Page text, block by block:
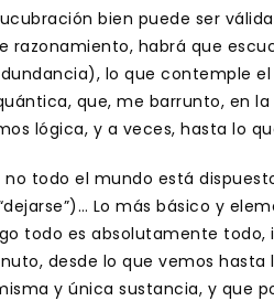
bien puede ser
razonamiento, habrá que
lo que contemple
que, me barrunto, en
lógica, y a veces, hasta lo
todo el mundo está
Lo más básico y
todo es absolutamente
desde lo que vemos hasta
y única sustancia, y que